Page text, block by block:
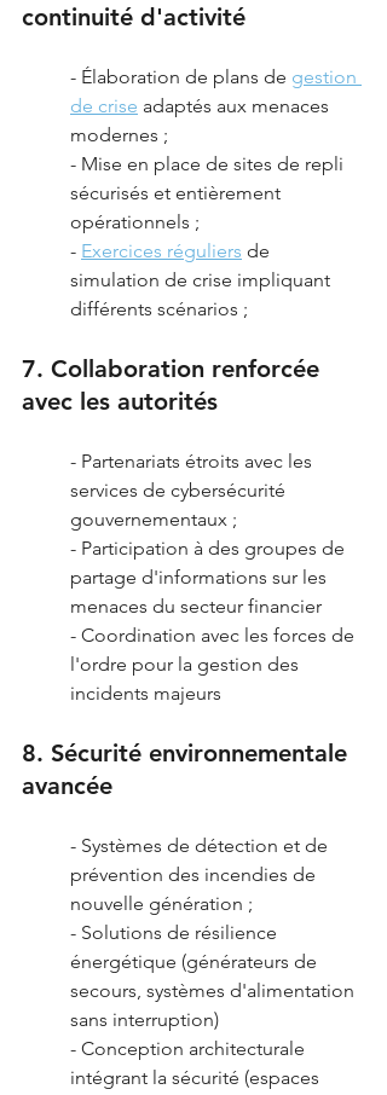
continuité d'activité
- Élaboration de plans de gestion
de crise adaptés aux menaces
modernes ;
- Mise en place de sites de repli
sécurisés et entièrement
opérationnels ;
- Exercices réguliers de
simulation de crise impliquant
différents scénarios ;
7. Collaboration renforcée
avec les autorités
- Partenariats étroits avec les
services de cybersécurité
gouvernementaux ;
- Participation à des groupes de
partage d'informations sur les
menaces du secteur financier
- Coordination avec les forces de
l'ordre pour la gestion des
incidents majeurs
8. Sécurité environnementale
avancée
- Systèmes de détection et de
prévention des incendies de
nouvelle génération ;
- Solutions de résilience
énergétique (générateurs de
secours, systèmes d'alimentation
sans interruption)
- Conception architecturale
intégrant la sécurité (espaces